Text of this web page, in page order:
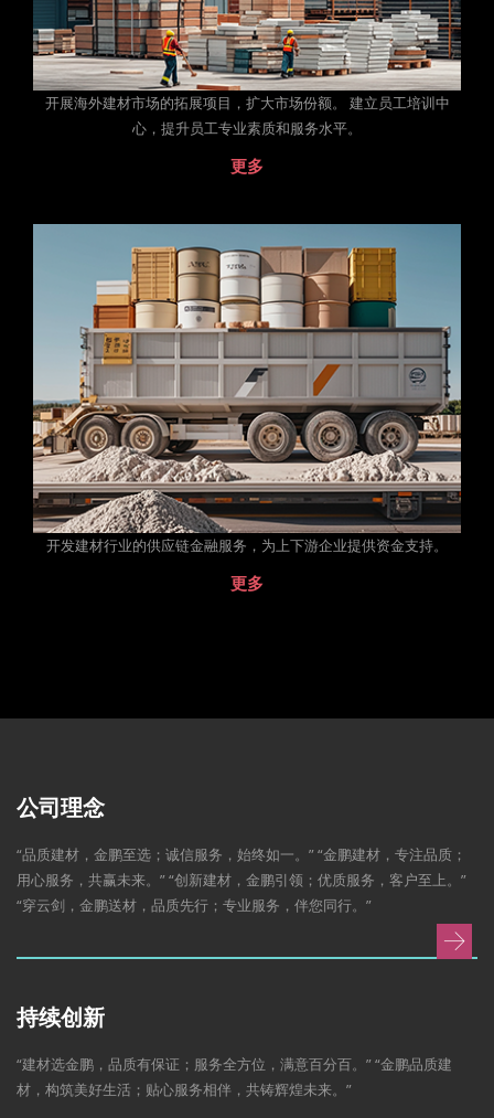
开展海外建材市场的拓展项目，扩大市场份额。 建立员工培训中
心，提升员工专业素质和服务水平。
更多
开发建材行业的供应链金融服务，为上下游企业提供资金支持。
更多
公司理念
“品质建材，金鹏至选；诚信服务，始终如一。” “金鹏建材，专注品质；
用心服务，共赢未来。” “创新建材，金鹏引领；优质服务，客户至上。”
“穿云剑，金鹏送材，品质先行；专业服务，伴您同行。”
持续创新
“建材选金鹏，品质有保证；服务全方位，满意百分百。” “金鹏品质建
材，构筑美好生活；贴心服务相伴，共铸辉煌未来。”